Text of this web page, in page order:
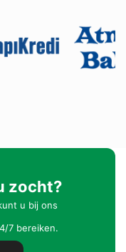
zocht?
u bij ons
7 bereiken.